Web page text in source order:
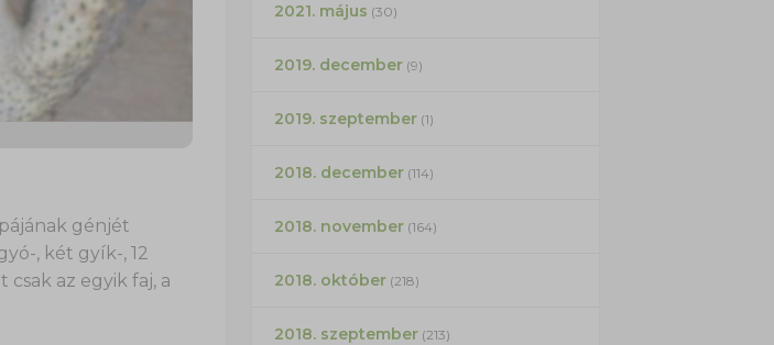
génjét
, két gyík-, 12
csak az egyik faj, a
2021. május (30)
2019. december(9)
2019. szeptember(1)
2018. december(114)
2018. november(164)
2018. október(218)
2018. szeptember(213)